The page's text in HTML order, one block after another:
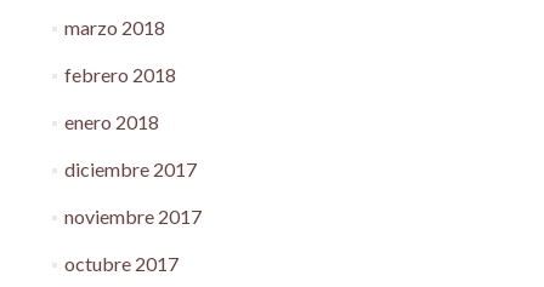
marzo 2018
febrero 2018
enero 2018
diciembre 2017
noviembre 2017
octubre 2017